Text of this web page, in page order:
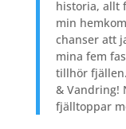
historia, allt
min
chanser att
mina fem
tillhör
& Vandring!
fjälltoppar